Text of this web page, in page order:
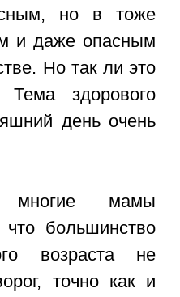
но в тоже
и даже опасным
Но так ли это
здорового
день очень
многие мамы
большинство
возраста не
точно как и